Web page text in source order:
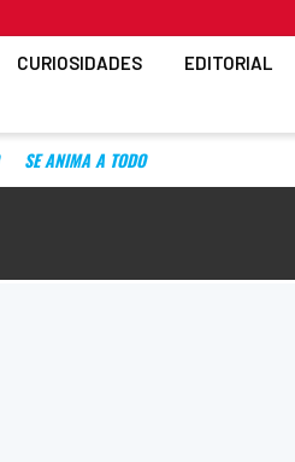
CURIOSIDADES EDITORIAL
SE ANIMA A TODO